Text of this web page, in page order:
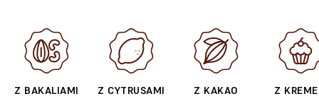
Z BAKALIAMI Z CYTRUSAMI Z KAKAO Z